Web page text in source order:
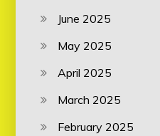
June 2025
May 2025
April 2025
March 2025
February 2025